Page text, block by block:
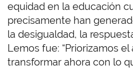
equidad en la educación
precisamente han
la desigualdad, la
Lemos fue: “Priorizamos el
transformar ahora con lo